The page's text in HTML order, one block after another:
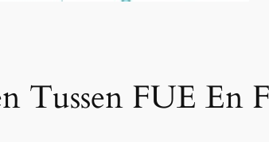
Tussen FUE En